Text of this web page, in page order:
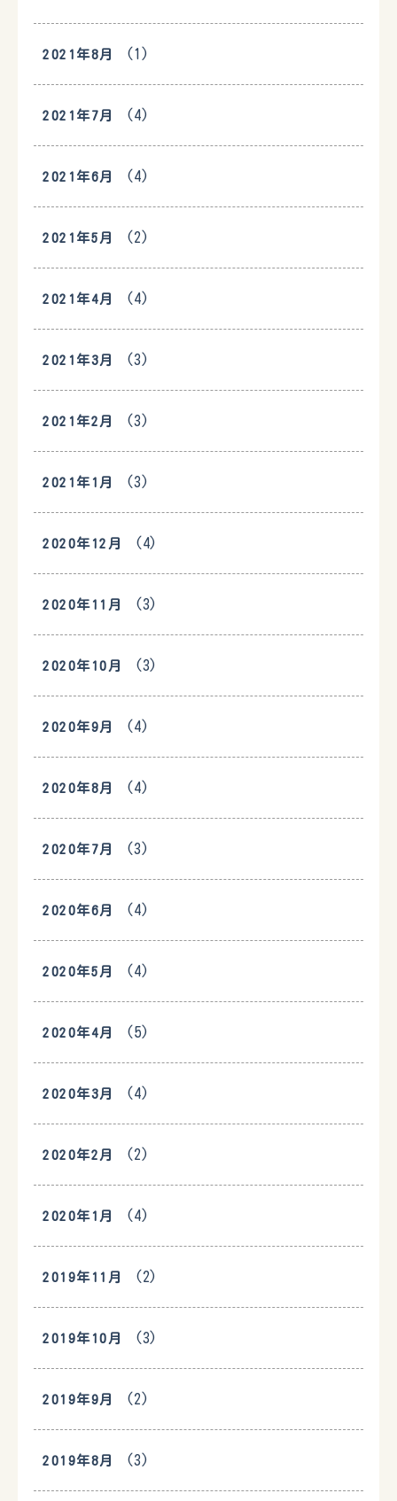
2021年8月 (1)
2021年7月 (4)
2021年6月 (4)
2021年5月 (2)
2021年4月 (4)
2021年3月 (3)
2021年2月 (3)
2021年1月 (3)
2020年12月 (4)
2020年11月 (3)
2020年10月 (3)
2020年9月 (4)
2020年8月 (4)
2020年7月 (3)
2020年6月 (4)
2020年5月 (4)
2020年4月 (5)
2020年3月 (4)
2020年2月 (2)
2020年1月 (4)
2019年11月 (2)
2019年10月 (3)
2019年9月 (2)
2019年8月 (3)